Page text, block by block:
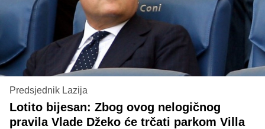
Predsjednik Lazija
Lotito bijesan: Zbog ovog nelogičnog
pravila Vlade Džeko će trčati parkom Villa